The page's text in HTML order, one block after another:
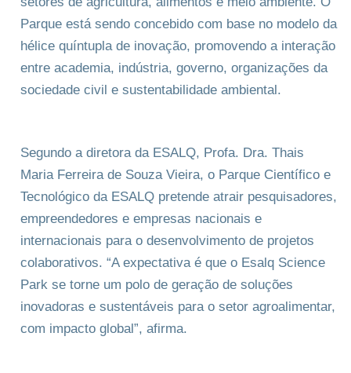
Parque está sendo concebido com base no modelo da
hélice quíntupla de inovação, promovendo a interação
entre academia, indústria, governo, organizações da
sociedade civil e sustentabilidade ambiental.
Segundo a diretora da ESALQ, Profa. Dra. Thais
Maria Ferreira de Souza Vieira, o Parque Científico e
Tecnológico da ESALQ pretende atrair pesquisadores,
empreendedores e empresas nacionais e
internacionais para o desenvolvimento de projetos
colaborativos. “A expectativa é que o Esalq Science
Park se torne um polo de geração de soluções
inovadoras e sustentáveis para o setor agroalimentar,
com impacto global”, afirma.